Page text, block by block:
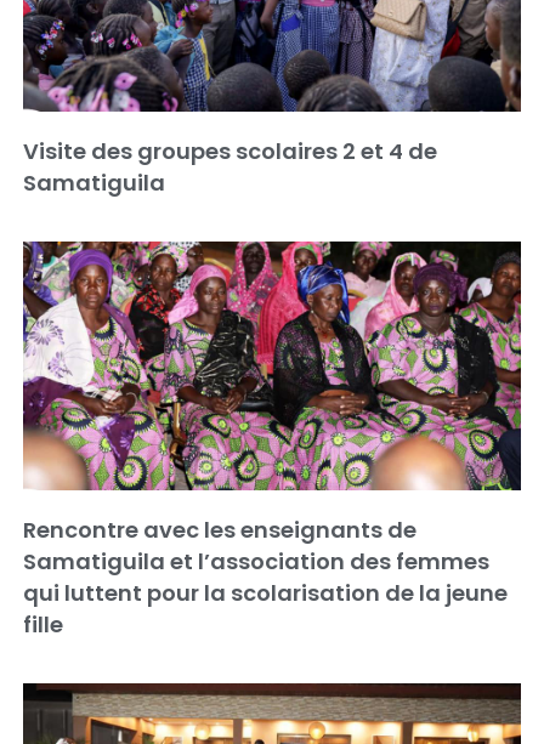
Visite des groupes scolaires 2 et 4 de
Samatiguila
Rencontre avec les enseignants de
Samatiguila et l’association des femmes
qui luttent pour la scolarisation de la jeune
fille